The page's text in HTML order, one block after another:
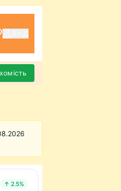
↑ 2.5%